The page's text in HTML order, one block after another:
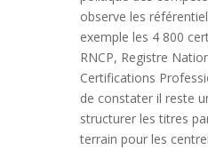
observe les
exemple les 4 800
RNCP, Registre
Certifications
de constater il reste
structurer les titres
terrain pour les